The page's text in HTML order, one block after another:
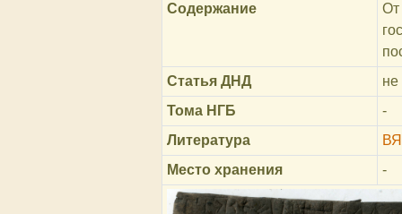
Содержание
От
Статья ДНД
Тома НГБ
-
Литература
Место хранения
-